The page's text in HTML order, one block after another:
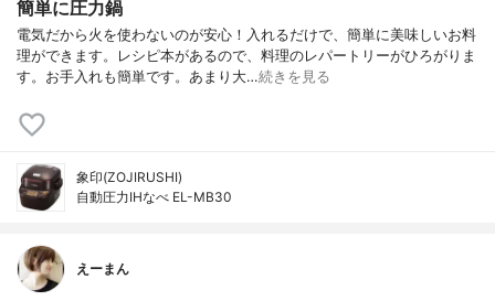
簡単に圧力鍋
電気だから火を使わないのが安心！入れるだけで、簡単に美味しいお料
理ができます。レシピ本があるので、料理のレパートリーがひろがりま
す。お手入れも簡単です。あまり大…続きを見る
象印(ZOJIRUSHI)
自動圧力IHなべ EL-MB30
えーまん